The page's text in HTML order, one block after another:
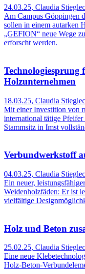
24.03.25, Claudia
Am Campus Göppingen
sollen in einem autarken
„GEFION“ neue Wege
erforscht werden.
Technologiesprung
Holzunternehmen
18.03.25, Claudia
Mit einer Investition von
international tätige
Stammsitz in Imst
Verbundwerkstoff
04.03.25, Claudia
Ein neuer,
Weidenholzfäden: Er ist
vielfältige
Holz und Beton
25.02.25, Claudia
Eine neue
Holz-Beton-